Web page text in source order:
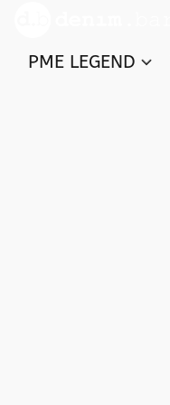
PME LEGEND